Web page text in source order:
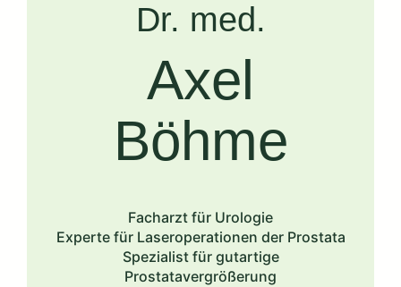
Dr. med.
Axel
Böhme
Facharzt für Urologie
Experte für Laseroperationen der Prostata
Spezialist für gutartige
Prostatavergrößerung